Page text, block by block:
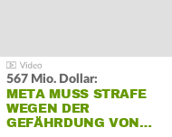
567 Mio. Dollar:
META MUSS STRAFE
WEGEN DER
GEFÄHRDUNG VON…